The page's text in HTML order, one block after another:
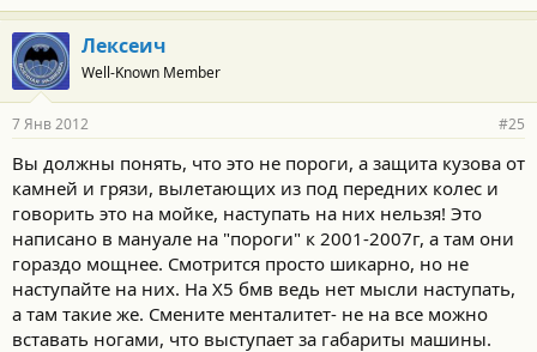
Лексеич
Well-Known Member
7 Янв 2012 #25
Вы должны понять, что это не пороги, а защита кузова от
камней и грязи, вылетающих из под передних колес и
говорить это на мойке, наступать на них нельзя! Это
написано в мануале на "пороги" к 2001-2007г, а там они
гораздо мощнее. Смотрится просто шикарно, но не
наступайте на них. На Х5 бмв ведь нет мысли наступать,
а там такие же. Смените менталитет- не на все можно
вставать ногами, что выступает за габариты машины.